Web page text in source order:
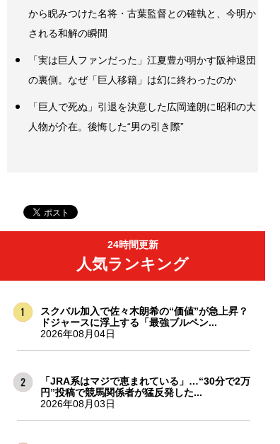
から睨みつけた名将・古葉監督との確執と、今明か
される和解の瞬間
「実は巨人ファンだった」江夏豊が明かす阪神退団
の裏側。なぜ「巨人移籍」は幻に終わったのか
「巨人で死ぬ」引退を決意した広岡達朗に昭和の大
人物が介在。後悔した“男の引き際”
24時間更新
人気ランキング
スクバル加入で佐々木朗希の“価値”が急上昇？
ドジャースに浮上する「最強ブルペン...
2026年08月04日
「JRA系はマジで恵まれている」…“30分で2万
円”投稿で競馬関係者が猛反発した...
2026年08月03日